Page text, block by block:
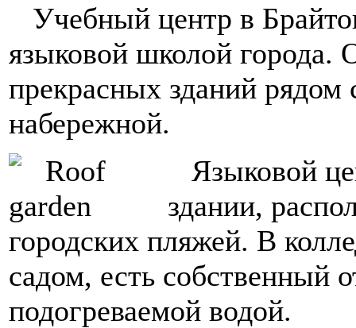
Учебный центр в
языковой школой города.
прекрасных зданий
набережной.
Языковой
здании,
городских пляжей. В
садом, есть собственный
подогреваемой водой.